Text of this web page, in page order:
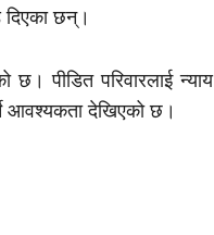
दिएका छन्।
छ। पीडित परिवारलाई न्याय
आवश्यकता देखिएको छ।